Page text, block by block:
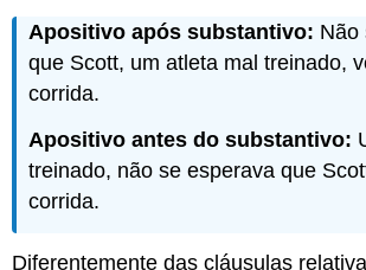
Apositivo após substantivo: Não
que Scott, um atleta mal treinado,
corrida.
Apositivo antes do substantivo:
treinado, não se esperava que
corrida.
Diferentemente das cláusulas